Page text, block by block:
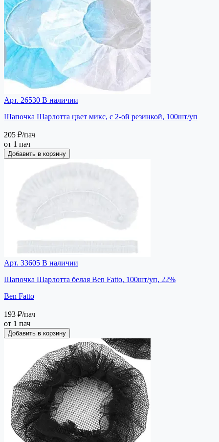
Арт. 26530 В наличии
Шапочка Шарлотта цвет микс, с 2-ой резинкой, 100шт/уп
205 ₽/пач
от 1 пач
Добавить в корзину
Арт. 33605 В наличии
Шапочка Шарлотта белая Ben Fatto, 100шт/уп, 22%
Ben Fatto
193 ₽/пач
от 1 пач
Добавить в корзину